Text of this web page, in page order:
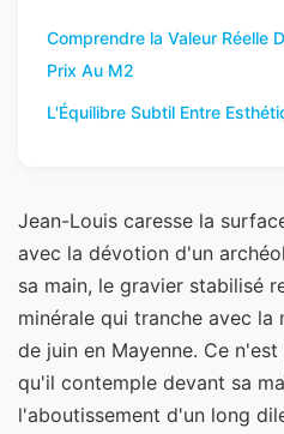
Comprendre la Valeur Réelle
Prix Au M2
L'Équilibre Subtil Entre
Jean-Louis caresse la
avec la dévotion d'un
sa main, le gravier stabilisé
minérale qui tranche avec
de juin en Mayenne. Ce
qu'il contemple devant sa
l'aboutissement d'un long